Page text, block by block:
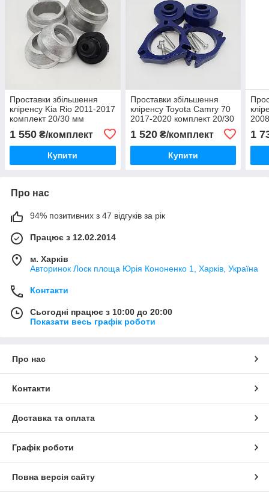
Проставки збільшення
кліренсу Kia Rio 2011-2017
комплект 20/30 мм
1 550 ₴/комплект
Купити
Проставки збільшення
кліренсу Toyota Camry 70
2017-2020 комплект 20/30
1 520₴/комплект
Купити
1
Про нас
94% позитивних з 47 відгуків за рік
Працює з 12.02.2014
м. Харків
Авторинок Лоск площа Юрія Кононенко 1, Харків, Україна
Контакти
Сьогодні працює з 10:00 до 20:00
Показати весь графік роботи
Про нас
Контакти
Доставка та оплата
Графік роботи
Повна версія сайту